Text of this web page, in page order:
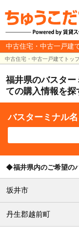
中古住宅・中古一戸建
中古住宅・中古一戸建てトッ
福井県のバスタ
ての購入情報を探
バスターミナル
◆福井県内のご希望の
坂井市
丹生郡越前町